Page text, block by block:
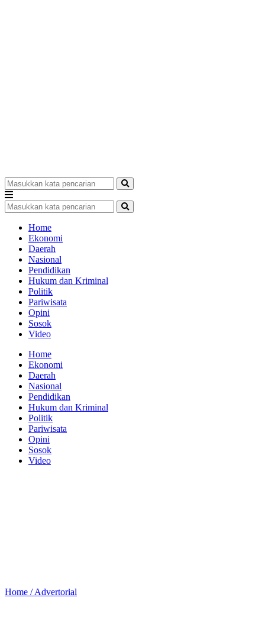
Home
Ekonomi
Daerah
Nasional
Pendidikan
Hukum dan Kriminal
Politik
Pariwisata
Opini
Sosok
Video
Home
Ekonomi
Daerah
Nasional
Pendidikan
Hukum dan Kriminal
Politik
Pariwisata
Opini
Sosok
Video
Home /Advertorial